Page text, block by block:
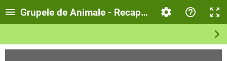
Grupele de Animale - Recapitulare